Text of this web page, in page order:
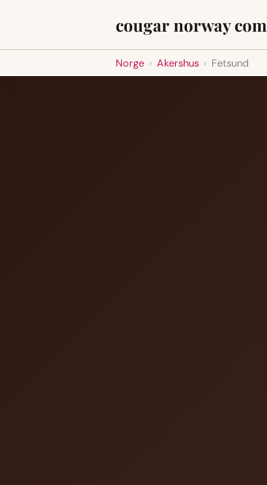
cougar norway com
Norge › Akershus › Fetsund